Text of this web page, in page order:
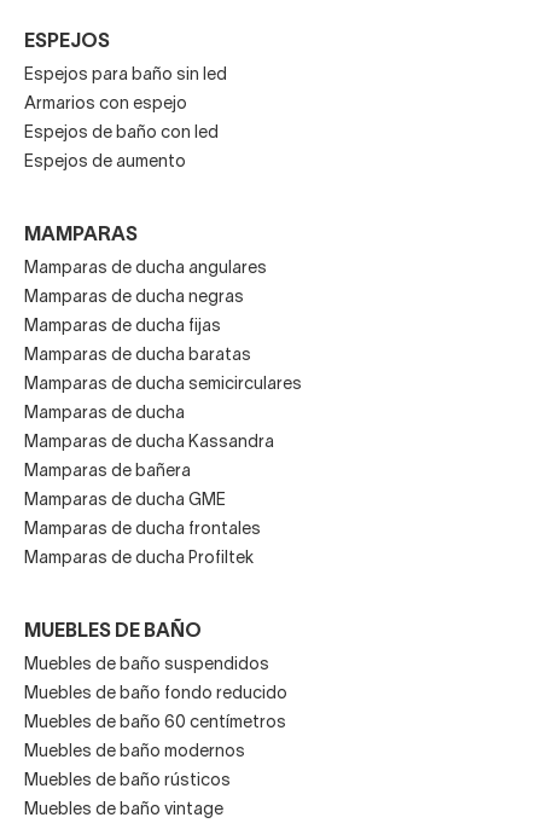
ESPEJOS
Espejos para baño sin led
Armarios con espejo
Espejos de baño con led
Espejos de aumento
MAMPARAS
Mamparas de ducha angulares
Mamparas de ducha negras
Mamparas de ducha fijas
Mamparas de ducha baratas
Mamparas de ducha semicirculares
Mamparas de ducha
Mamparas de ducha Kassandra
Mamparas de bañera
Mamparas de ducha GME
Mamparas de ducha frontales
Mamparas de ducha Profiltek
MUEBLES DE BAÑO
Muebles de baño suspendidos
Muebles de baño fondo reducido
Muebles de baño 60 centímetros
Muebles de baño modernos
Muebles de baño rústicos
Muebles de baño vintage